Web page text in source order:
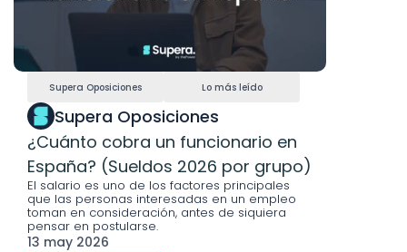
Supera Oposiciones Lo más leído
Supera Oposiciones
¿Cuánto cobra un funcionario en
España? (Sueldos 2026 por grupo)
El salario es uno de los factores principales
que las personas interesadas en un empleo
toman en consideración, antes de siquiera
pensar en postularse.
13 may 2026